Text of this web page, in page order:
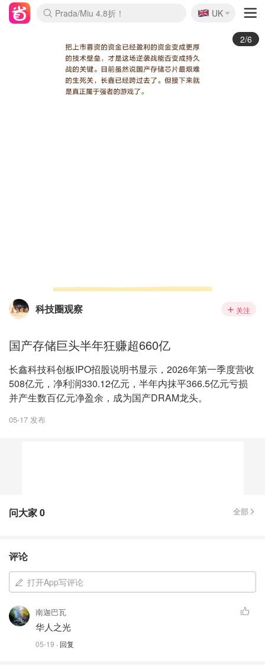
Prada/Miu 4.8折！
🇬🇧
UK
3/6
科技圈观察 关注
国产存储巨头半年狂赚超660亿
长鑫科技科创板IPO招股说明书显示，2026年第一季度营收
508亿元，净利润330.12亿元，半年内抹平366.5亿元亏损
并产生数百亿元净盈余，成为国产DRAM龙头。
05-17 发布
问大家0 全部
评论
打开App写评论
南迦巴瓦
华人之光
05-19 · 回复